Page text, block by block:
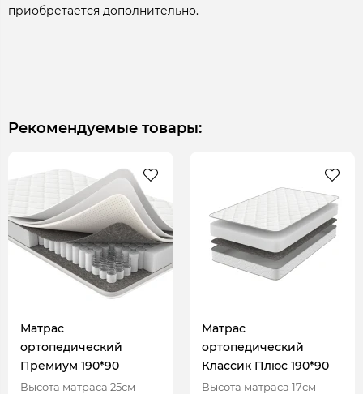
приобретается дополнительно.
Рекомендуемые товары:
Матрас
ортопедический
Премиум 190*90
Высота матраса 25см
Матрас
ортопедический
Классик Плюс 190*90
Высота матраса 17см